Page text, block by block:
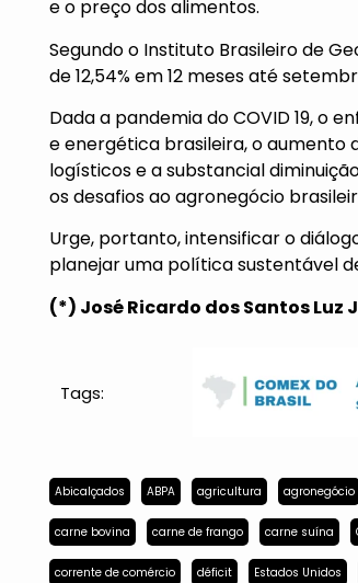
e o preço dos alimentos.
Segundo o Instituto Brasileiro de
de 12,54% em 12 meses até
Dada a pandemia do COVID 19, o
e energética brasileira, o aumento
logísticos e a substancial
os desafios ao agronegócio
Urge, portanto, intensificar o
planejar uma política sustentável
(*) José Ricardo dos Santos Luz
Tags:
Abicalçados ABPA agricultura agronegócio
carne bovina carne de frango carne suína
corrente de comércio déficit Estados Unidos